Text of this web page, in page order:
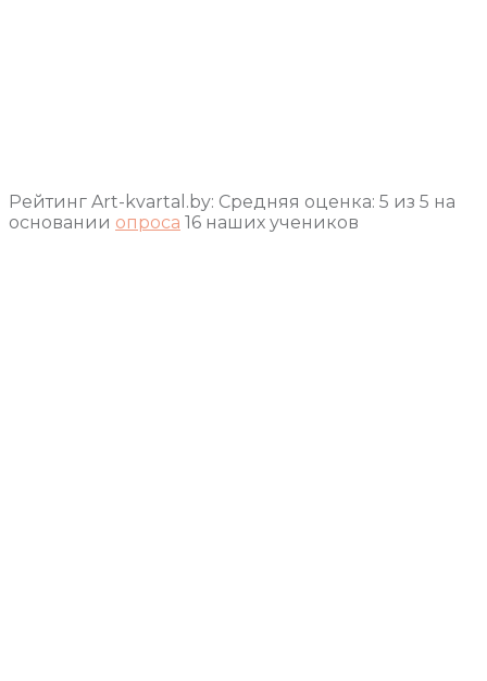
Рейтинг Art-kvartal.by: Средняя оценка: 5 из 5 на
основании опроса 16 наших учеников